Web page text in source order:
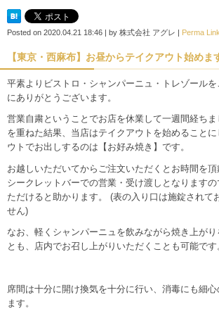
Posted on 2020.04.21 18:46 | by 株式会社 アグレ | Perma Link
【東京・西麻布】お昼からテイクアウト始めま
平素よりビストロ・シャンパーニュ・トレゾール
にありがとうございます。
営業自粛ということでお店を休業して一週間経ち
を重ねた結果、当店はテイクアウトを始めること
ウトでお出しするのは【お好み焼き】です。
お越しいただいてからご注文いただくとお時間を頂
シークレットバーでの営業・受け渡しとなります
ただけると助かります。 (表の入り口は施錠されて
せん)
なお、軽くシャンパーニュを飲みながら焼き上が
とも、店内でお召し上がりいただくことも可能です
席間は十分に開け換気を十分に行い、消毒にも細
ます。